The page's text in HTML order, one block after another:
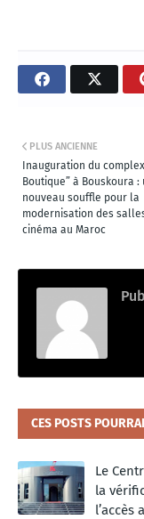
PLUS ANCIENNE
Inauguration du
Boutique” à Bouskoura :
nouveau souffle pour la
modernisation des
cinéma au Maroc
CES POSTS
Le
la